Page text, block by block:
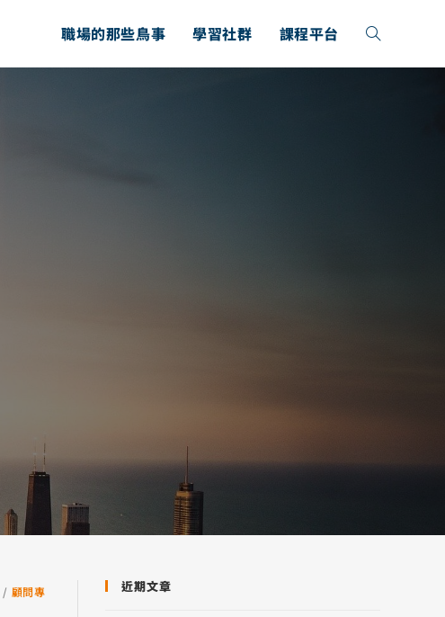
職場的那些鳥事 學習社群 課程平台
/ 顧問專
近期文章